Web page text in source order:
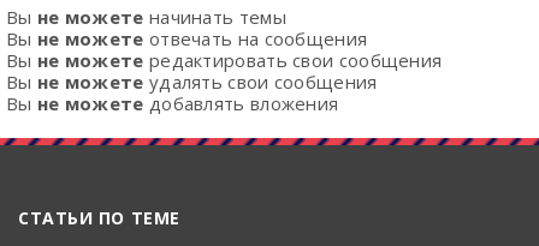
Вы не можете начинать темы
Вы не можете отвечать на сообщения
Вы не можете редактировать свои сообщения
Вы не можете удалять свои сообщения
Вы не можете добавлять вложения
СТАТЬИ ПО ТЕМЕ